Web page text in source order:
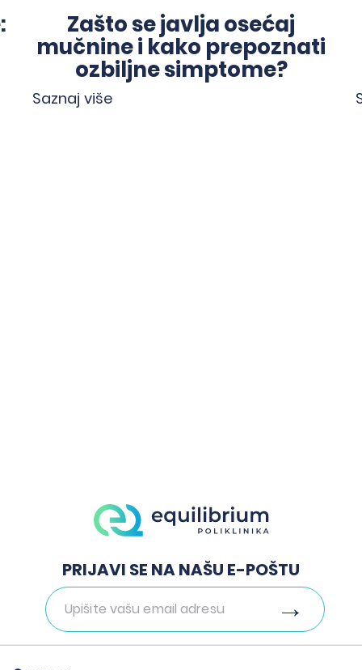
Zašto se javlja osećaj
mučnine i kako prepoznati
ozbiljne simptome?
Saznaj više
PRIJAVI SE NA NAŠU E-POŠTU